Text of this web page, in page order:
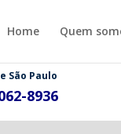
Home Quem
São Paulo
8936